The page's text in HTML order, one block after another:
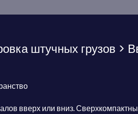
штучных грузов >
вверх или вниз.